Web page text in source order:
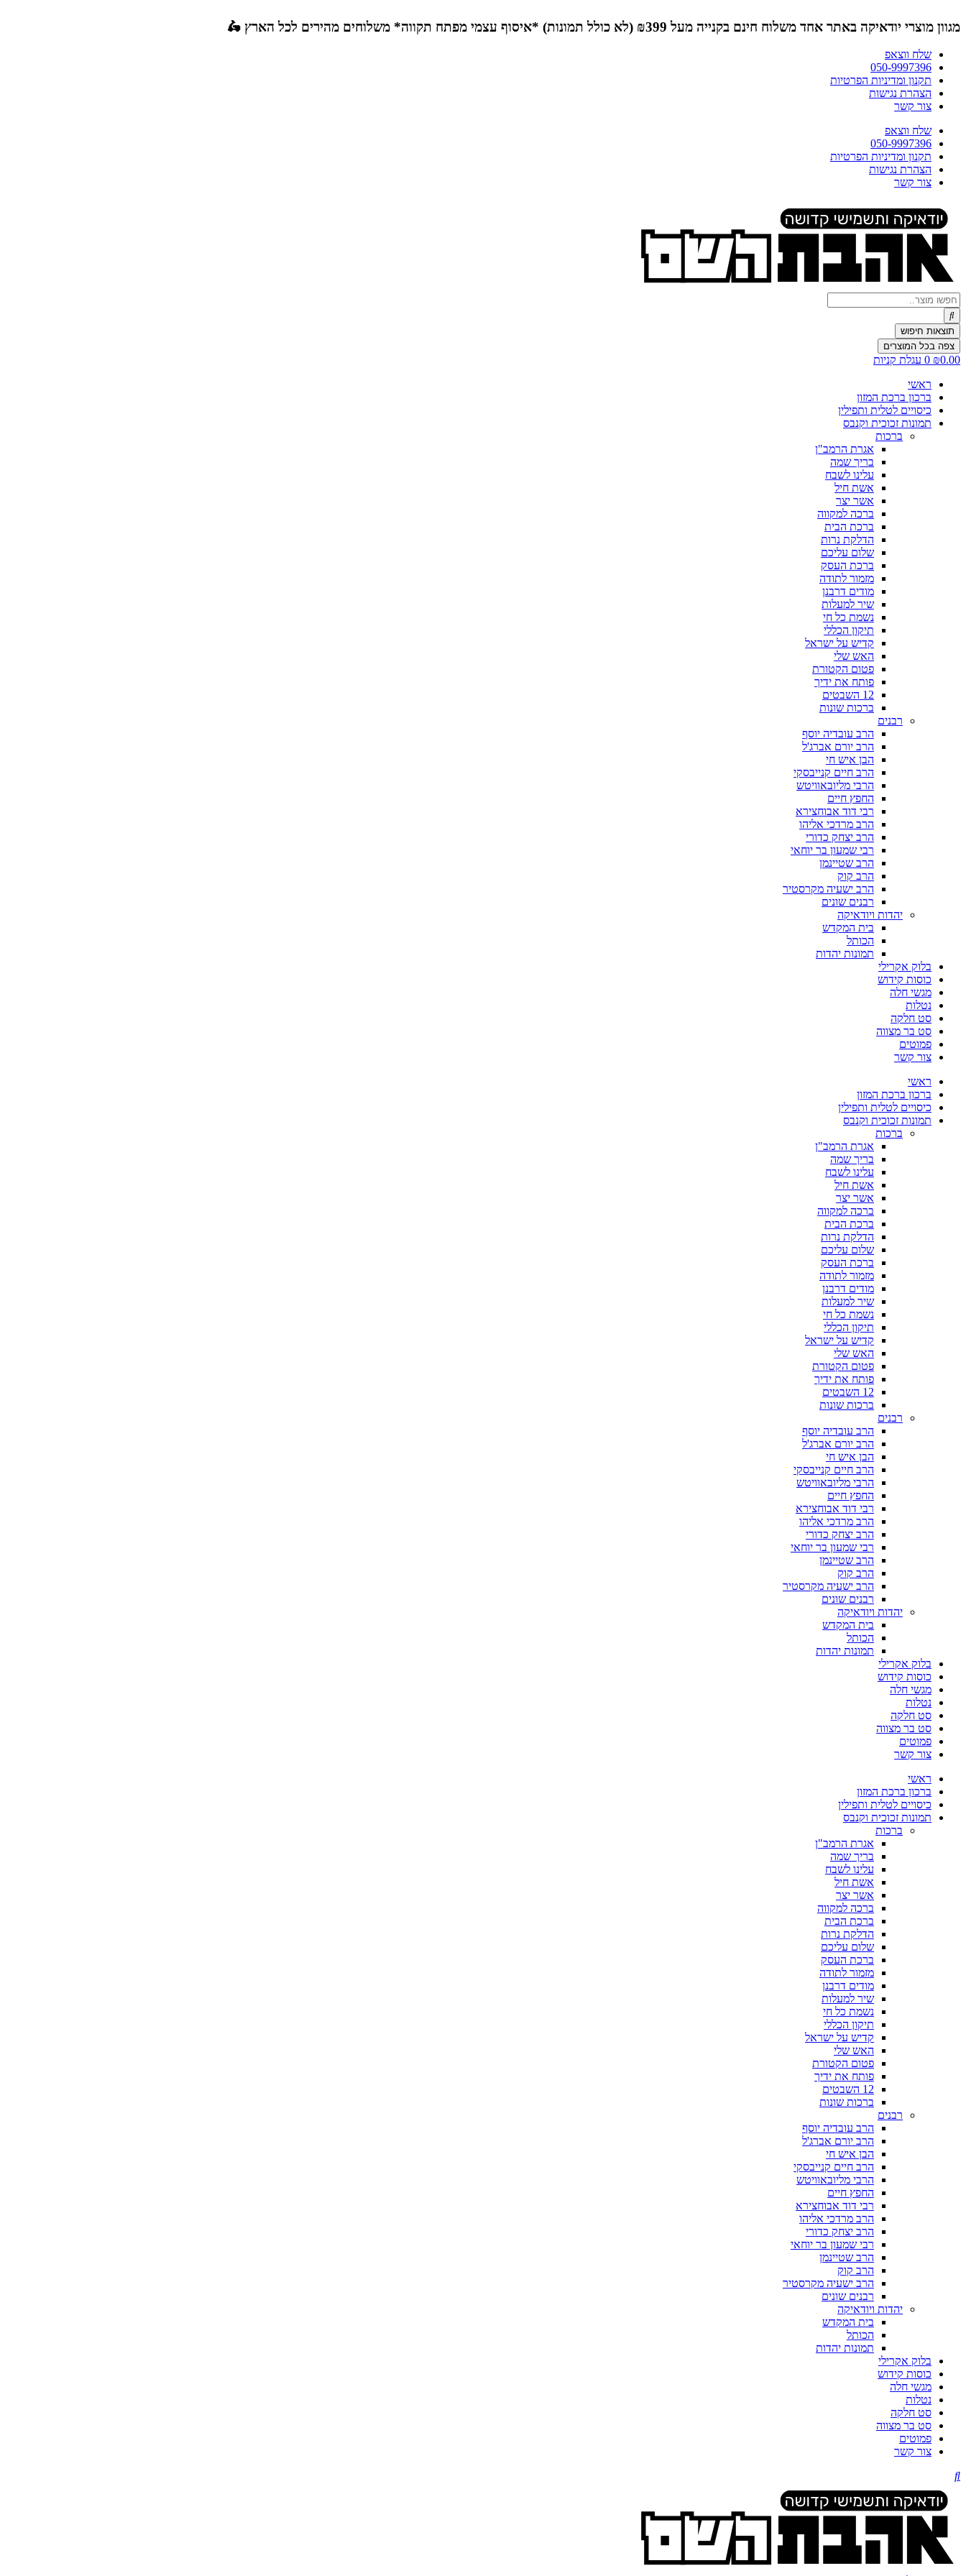
לתוכן
מגוון מוצרי יודאיקה באתר אחד משלוח חינם בקנייה מעל ₪399 (לא כולל תמונות) *איסוף עצמי מפתח תקווה* משלוחים מהירים לכל הארץ 🛵
שלח ווצאפ
050-9997396
תקנון ומדיניות הפרטיות
הצהרת נגישות
צור קשר
שלח ווצאפ
050-9997396
תקנון ומדיניות הפרטיות
הצהרת נגישות
צור קשר
Search
...
תוצאות חיפוש
צפה בכל המוצרים
₪0.00
0 עגלת קניות
ראשי
ברכון ברכת המזון
כיסויים לטלית ותפילין
תמונות זכוכית וקנבס
ברכות
אגרת הרמב"ן
בריך שמה
עלינו לשבח
אשת חיל
אשר יצר
ברכה למקווה
ברכת הבית
הדלקת נרות
שלום עליכם
ברכת העסק
מזמור לתודה
מודים דרבנן
שיר למעלות
נשמת כל חי
תיקון הכללי
קדיש על ישראל
האש שלי
פטום הקטורת
פותח את ידיך
12 השבטים
ברכות שונות
רבנים
הרב עובדיה יוסף
הרב יורם אברג'ל
הבן איש חי
הרב חיים קנייבסקי
הרבי מליובאוויטש
החפץ חיים
רבי דוד אבוחצירא
הרב מרדכי אליהו
הרב יצחק כדורי
רבי שמעון בר יוחאי
הרב שטיינמן
הרב קוק
הרב ישעיה מקרסטיר
רבנים שונים
יהדות ויודאיקה
בית המקדש
הכותל
תמונות יהדות
בלוק אקרילי
כוסות קידוש
מגשי חלה
נטלות
סט חלקה
סט בר מצווה
פמוטים
צור קשר
ראשי
ברכון ברכת המזון
כיסויים לטלית ותפילין
תמונות זכוכית וקנבס
ברכות
אגרת הרמב"ן
בריך שמה
עלינו לשבח
אשת חיל
אשר יצר
ברכה למקווה
ברכת הבית
הדלקת נרות
שלום עליכם
ברכת העסק
מזמור לתודה
מודים דרבנן
שיר למעלות
נשמת כל חי
תיקון הכללי
קדיש על ישראל
האש שלי
פטום הקטורת
פותח את ידיך
12 השבטים
ברכות שונות
רבנים
הרב עובדיה יוסף
הרב יורם אברג'ל
הבן איש חי
הרב חיים קנייבסקי
הרבי מליובאוויטש
החפץ חיים
רבי דוד אבוחצירא
הרב מרדכי אליהו
הרב יצחק כדורי
רבי שמעון בר יוחאי
הרב שטיינמן
הרב קוק
הרב ישעיה מקרסטיר
רבנים שונים
יהדות ויודאיקה
בית המקדש
הכותל
תמונות יהדות
בלוק אקרילי
כוסות קידוש
מגשי חלה
נטלות
סט חלקה
סט בר מצווה
פמוטים
צור קשר
ראשי
ברכון ברכת המזון
כיסויים לטלית ותפילין
תמונות זכוכית וקנבס
ברכות
אגרת הרמב"ן
בריך שמה
עלינו לשבח
אשת חיל
אשר יצר
ברכה למקווה
ברכת הבית
הדלקת נרות
שלום עליכם
ברכת העסק
מזמור לתודה
מודים דרבנן
שיר למעלות
נשמת כל חי
תיקון הכללי
קדיש על ישראל
האש שלי
פטום הקטורת
פותח את ידיך
12 השבטים
ברכות שונות
רבנים
הרב עובדיה יוסף
הרב יורם אברג'ל
הבן איש חי
הרב חיים קנייבסקי
הרבי מליובאוויטש
החפץ חיים
רבי דוד אבוחצירא
הרב מרדכי אליהו
הרב יצחק כדורי
רבי שמעון בר יוחאי
הרב שטיינמן
הרב קוק
הרב ישעיה מקרסטיר
רבנים שונים
יהדות ויודאיקה
בית המקדש
הכותל
תמונות יהדות
בלוק אקרילי
כוסות קידוש
מגשי חלה
נטלות
סט חלקה
סט בר מצווה
פמוטים
צור קשר